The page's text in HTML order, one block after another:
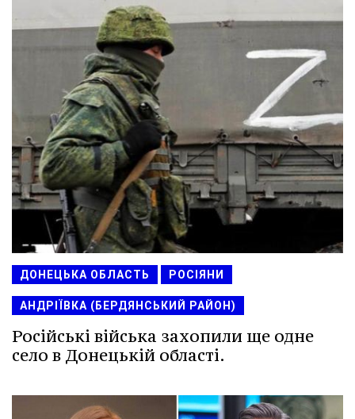
ДОНЕЦЬКА ОБЛАСТЬ РОСІЯНИ
АНДРІЇВКА (БЕРДЯНСЬКИЙ РАЙОН)
Російські війська захопили ще одне
село в Донецькій області.